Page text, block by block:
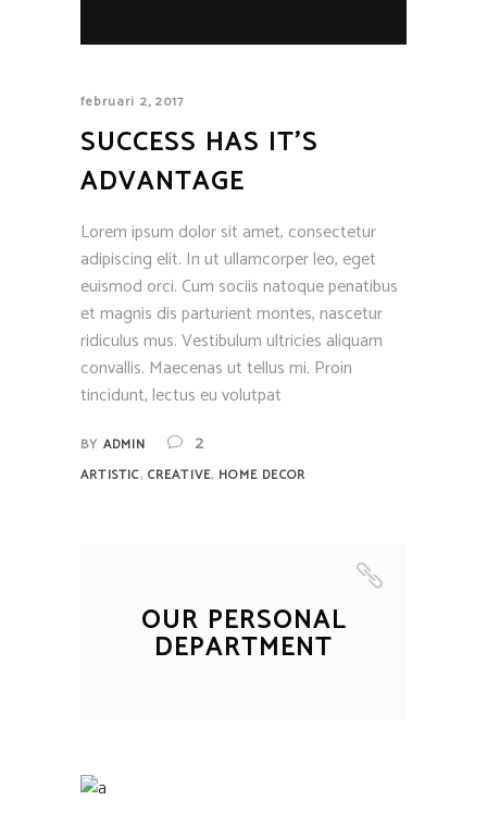
februari 2, 2017
SUCCESS HAS IT’S
ADVANTAGE
Lorem ipsum dolor sit amet, consectetur
adipiscing elit. In ut ullamcorper leo, eget
euismod orci. Cum sociis natoque penatibus
et magnis dis parturient montes, nascetur
ridiculus mus. Vestibulum ultricies aliquam
convallis. Maecenas ut tellus mi. Proin
tincidunt, lectus eu volutpat
BY ADMIN 2
ARTISTIC, CREATIVE, HOME DECOR
OUR PERSONAL
DEPARTMENT